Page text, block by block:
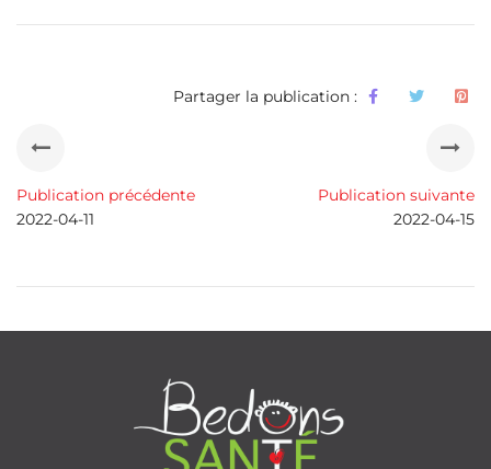
Partager la publication :
Publication précédente
2022-04-11
Publication suivante
2022-04-15